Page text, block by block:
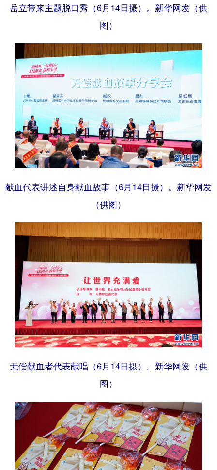
岳立带来主题脱口秀（6月14日摄）。新华网发（供
图）
献血代表讲述自身献血故事（6月14日摄）。新华网发
（供图）
无偿献血者代表献唱（6月14日摄）。新华网发（供
图）